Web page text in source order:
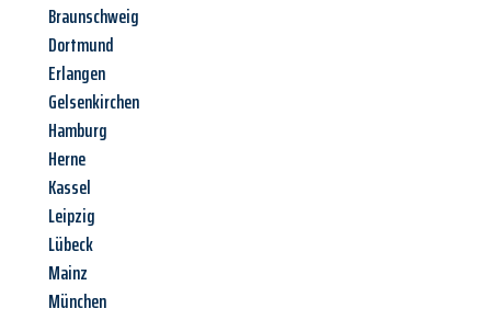
Braunschweig
Dortmund
Erlangen
Gelsenkirchen
Hamburg
Herne
Kassel
Leipzig
Lübeck
Mainz
München